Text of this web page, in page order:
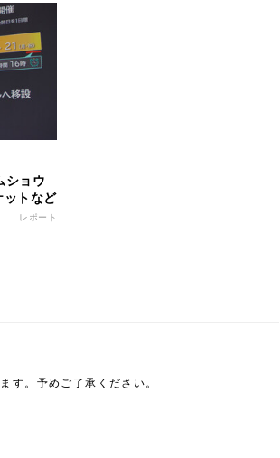
ショウ
ットなど
レポート
す。予めご了承ください。